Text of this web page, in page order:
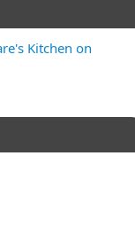
Kitchen on